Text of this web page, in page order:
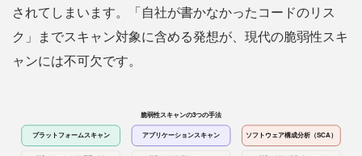
されてしまいます。「自社が書かなかったコードのリス
ク」までスキャン対象に含める発想が、現代の脆弱性スキ
ャンには不可欠です。